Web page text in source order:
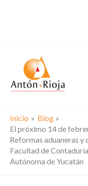
Inicio
Blog
El próximo 14 de
Reformas aduaneras
Facultad de
Autónoma de Yucatán